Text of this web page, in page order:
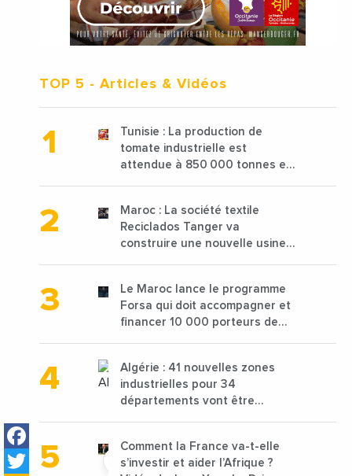
Facebook
Twitter
TOP 5 - Articles & Vidéos
Tunisie : La production de
tomate industrielle est
attendue à 850 000 tonnes en
Maroc : La société textile
Reciclados Tanger va
construire une nouvelle usine
Le Maroc lance le programme
Forsa qui doit accompagner et
financer 10 000 porteurs de
Algérie : 41 nouvelles zones
industrielles pour 34
départements vont être
Comment la France va-t-elle
s’investir et aider l’Afrique ?